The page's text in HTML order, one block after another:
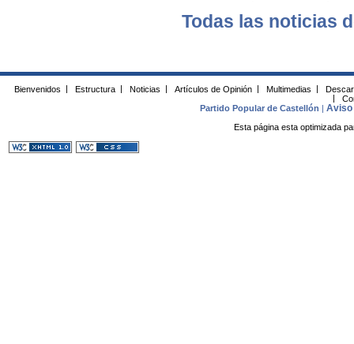
Todas las noticias
Bienvenidos Estructura Noticias Artículos de Opinión Multimedias
Partido Popular de Castellón
|Aviso
Esta página esta optimizada